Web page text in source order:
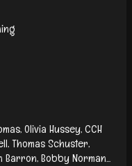
Olivia Hussey, CCH
Thomas Schuster,
Barron, Bobby Norman...